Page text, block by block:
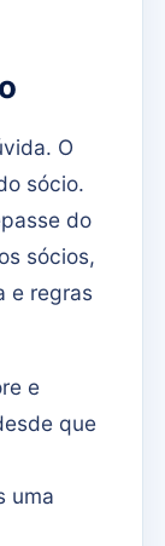
O
sócio.
do
sócios,
e regras
e
que
uma